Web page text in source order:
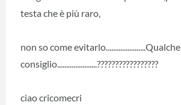
testa che è più raro,
non so come evitarlo......................Qualche
consiglio......................?????????????????
ciao cricomecri